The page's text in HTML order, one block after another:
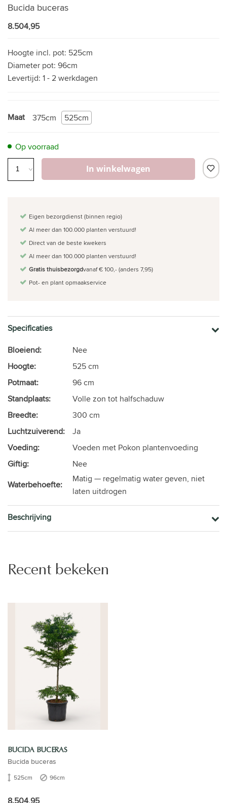
Bucida buceras
8.504,95
Hoogte incl. pot: 525cm
Diameter pot: 96cm
Levertijd: 1 - 2 werkdagen
Maat 525cm
375cm
Op voorraad
In winkelwagen
Eigen bezorgdienst (binnen regio)
Al meer dan 100.000 planten verstuurd!
Direct van de beste kwekers
Al meer dan 100.000 planten verstuurd!
Gratis thuisbezorgdvanaf € 100,- (anders 7,95)
Pot- en plant opmaakservice
Specificaties
Bloeiend:
Nee
Hoogte:
525 cm
Potmaat:
96 cm
Standplaats:
Volle zon tot halfschaduw
Breedte:
300 cm
Luchtzuiverend:
Ja
Voeding:
Voeden met Pokon plantenvoeding
Giftig:
Nee
Waterbehoefte:
Matig — regelmatig water geven, niet
laten uitdrogen
Beschrijving
Recent bekeken
BUCIDA BUCERAS
Bucida buceras
525cm 96cm
8.504,95